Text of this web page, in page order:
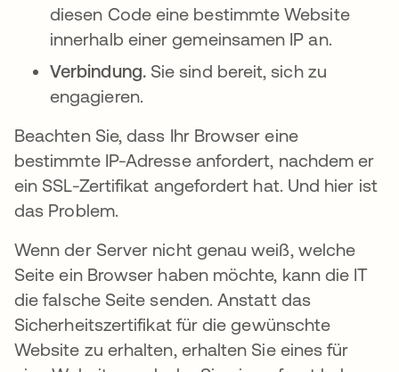
diesen Code eine bestimmte Website
innerhalb einer gemeinsamen IP an.
Verbindung. Sie sind bereit, sich zu
engagieren.
Beachten Sie, dass Ihr Browser eine
bestimmte IP-Adresse anfordert, nachdem er
ein SSL-Zertifikat angefordert hat. Und hier ist
das Problem.
Wenn der Server nicht genau weiß, welche
Seite ein Browser haben möchte, kann die IT
die falsche Seite senden. Anstatt das
Sicherheitszertifikat für die gewünschte
Website zu erhalten, erhalten Sie eines für